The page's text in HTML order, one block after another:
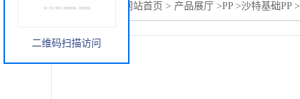
您当前的位置： 网站首页 > 产品展厅 >PP >沙特基础PP >
二维码扫描访问